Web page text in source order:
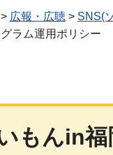
> 広報・広聴 > SNS(
ラム運用ポリシー
もんin